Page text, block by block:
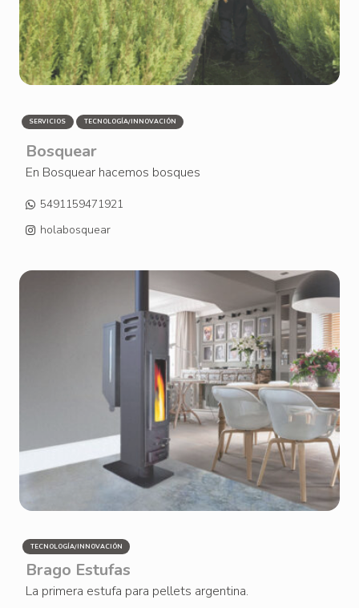
SERVICIOS TECNOLOGÍA/INNOVACIÓN
Bosquear
En Bosquear hacemos bosques
5491159471921
holabosquear
TECNOLOGÍA/INNOVACIÓN
Brago Estufas
La primera estufa para pellets argentina.